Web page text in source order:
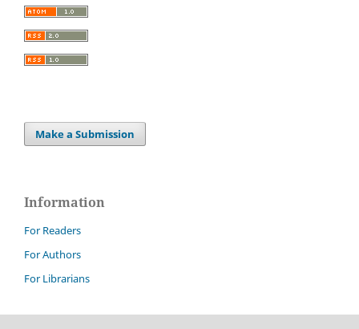
Make a Submission
Information
For Readers
For Authors
For Librarians